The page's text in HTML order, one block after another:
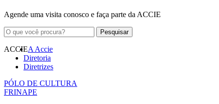
Agende uma visita conosco e faça parte da ACCIE
ACCIEA Accie
Diretoria
Diretrizes
PÓLO DE CULTURA
FRINAPE